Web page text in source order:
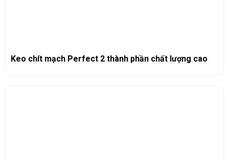
Keo chít mạch Perfect 2 thành phần chất lượng cao